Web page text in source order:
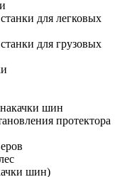
для легковых
для грузовых
шин
протектора
шин)